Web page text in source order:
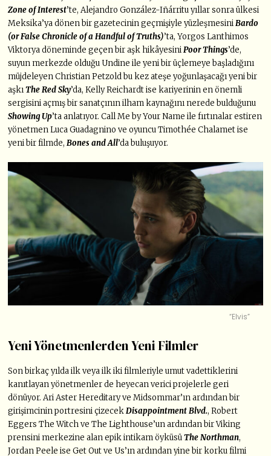
Zone of Interest’te, Alejandro González-Iñárritu yıllar sonra ülkesi
Meksika’ya dönen bir gazetecinin geçmişiyle yüzleşmesiniBardo
(or False Chronicle of a Handful of Truths)’ta, Yorgos Lanthimos
Viktorya döneminde geçen bir aşk hikâyesiniPoor Things’de,
suyun merkezde olduğu Undine ile yeni bir üçlemeye başladığını
müjdeleyen Christian Petzold bu kez ateşe yoğunlaşacağı yeni bir
aşkıThe Red Sky’da, Kelly Reichardt ise kariyerinin en önemli
sergisini açmış bir sanatçının ilham kaynağını nerede bulduğunu
Showing Up’ta anlatıyor. Call Me by Your Name ile fırtınalar estiren
yönetmen Luca Guadagnino ve oyuncu Timothée Chalamet ise
yeni bir filmde, Bones and All’da buluşuyor.
“Elvis”
Yeni Yönetmenlerden Yeni Filmler
Son birkaç yılda ilk veya ilk iki filmleriyle umut vadettiklerini
kanıtlayan yönetmenler de heyecan verici projelerle geri
dönüyor. Ari Aster Hereditary ve Midsommar’ın ardından bir
girişimcinin portresini çizecekDisappointment Blvd., Robert
Eggers The Witch ve The Lighthouse’un ardından bir Viking
prensini merkezine alan epik intikam öyküsüThe Northman,
Jordan Peele ise Get Out ve Us’ın ardından yine bir korku filmi